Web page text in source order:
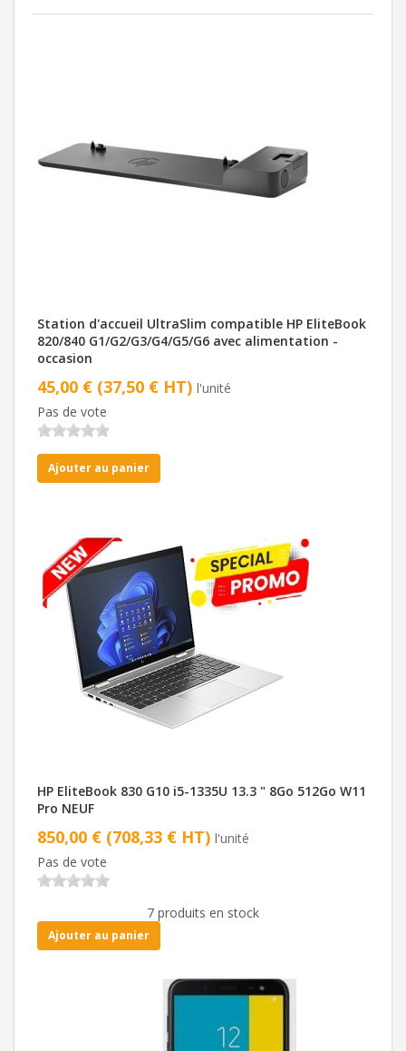
Station d'accueil UltraSlim compatible HP EliteBook
820/840 G1/G2/G3/G4/G5/G6 avec alimentation -
occasion
45,00 € (37,50 € HT) l'unité
Pas de vote
Ajouter au panier
HP EliteBook 830 G10 i5-1335U 13.3 " 8Go 512Go W11
Pro NEUF
850,00 € (708,33 € HT) l'unité
Pas de vote
7 produits en stock
Ajouter au panier